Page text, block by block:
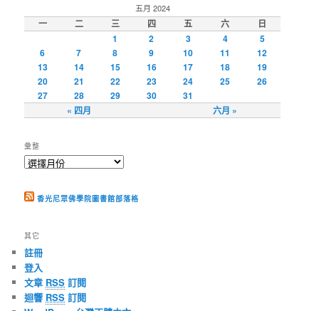
五月 2024
一 二 三 四 五 六 日
« 四月 六月 »
1 2 3 4
5
6
7 8 9 10 11
12
13
14 15 16 17 18
19
20
21 22 23 24 25
26
27
28 29 30 31
彙整
香光尼眾佛學院圖書館部落格
其它
註冊
登入
文章 RSS 訂閱
迴響 RSS 訂閱